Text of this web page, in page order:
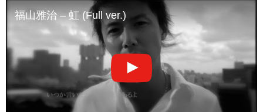
福山雅治 – 虹 (Full ver.)